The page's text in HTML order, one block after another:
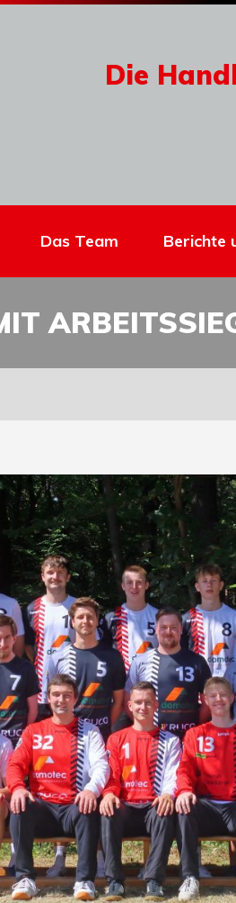
Die
Das Team Berichte